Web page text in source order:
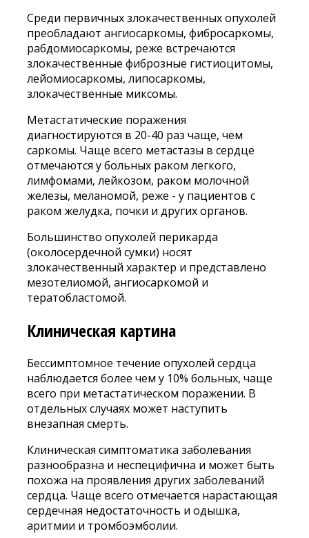
Среди первичных злокачественных опухолей
преобладают ангиосаркомы, фибросаркомы,
рабдомиосаркомы, реже встречаются
злокачественные фиброзные гистиоцитомы,
лейомиосаркомы, липосаркомы,
злокачественные миксомы.
Метастатические поражения
диагностируются в 20-40 раз чаще, чем
саркомы. Чаще всего метастазы в сердце
отмечаются у больных раком легкого,
лимфомами, лейкозом, раком молочной
железы, меланомой, реже - у пациентов с
раком желудка, почки и других органов.
Большинство опухолей перикарда
(околосердечной сумки) носят
злокачественный характер и представлено
мезотелиомой, ангиосаркомой и
тератобластомой.
Клиническая картина
Бессимптомное течение опухолей сердца
наблюдается более чем у 10% больных, чаще
всего при метастатическом поражении. В
отдельных случаях может наступить
внезапная смерть.
Клиническая симптоматика заболевания
разнообразна и неспецифична и может быть
похожа на проявления других заболеваний
сердца. Чаще всего отмечается нарастающая
сердечная недостаточность и одышка,
аритмии и тромбоэмболии.